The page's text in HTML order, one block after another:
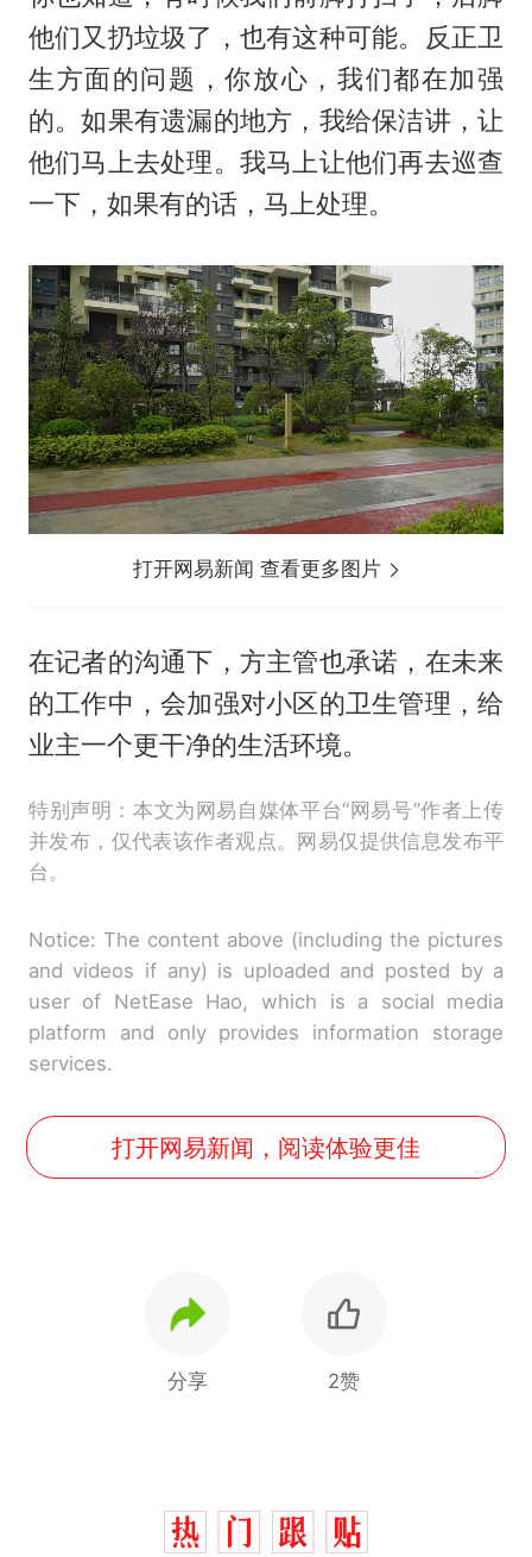
他们又扔垃圾了，也有这种可能。反正卫
生方面的问题，你放心，我们都在加强
的。如果有遗漏的地方，我给保洁讲，让
他们马上去处理。我马上让他们再去巡查
一下，如果有的话，马上处理。
打开网易新闻 查看更多图片
在记者的沟通下，方主管也承诺，在未来
的工作中，会加强对小区的卫生管理，给
业主一个更干净的生活环境。
特别声明：本文为网易自媒体平台“网易号”作者上传
并发布，仅代表该作者观点。网易仅提供信息发布平
台。
Notice: The content above (including the pictures
and videos if any) is uploaded and posted by a
user of NetEase Hao, which is a social media
platform and only provides information storage
services.
打开网易新闻，阅读体验更佳
分享 2赞